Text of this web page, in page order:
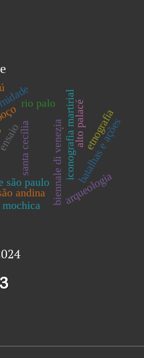
são paulo biennale di venezia
santa cecília iconografia martirialbatalhas e ações
alto palacé
rio palo
andina
. etnografia
arqueologia